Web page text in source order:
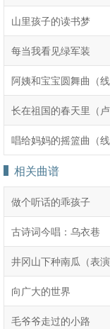
山里孩子的读书梦
每当我看见绿军装
阿姨和宝宝圆舞曲（线
长在祖国的春天里（
唱给妈妈的摇篮曲（线
相关曲谱
做个听话的乖孩子
古诗词今唱：乌衣巷
井冈山下种南瓜（表演
向广大的世界
毛爷爷走过的小路